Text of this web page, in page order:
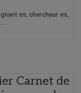
chercheur·es,
Carnet de